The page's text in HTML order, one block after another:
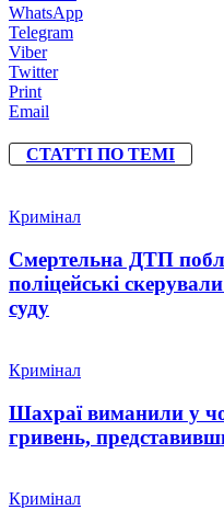
WhatsApp
Telegram
Viber
Twitter
Print
Email
СТАТТІ ПО ТЕМІ
Кримінал
Смертельна ДТП
поліцейські
суду
Кримінал
Шахраї виманили у
гривень,
Кримінал